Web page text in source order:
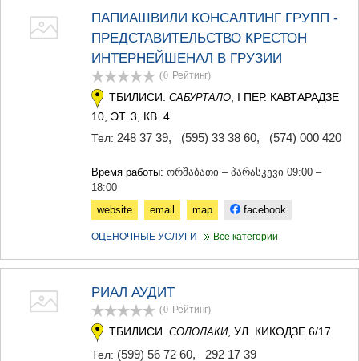
АХАЛГОРИ
РАЧА-ЛЕЧХУМИ/НИЖНЯЯ
АМБРОЛАУРИ
МЕГРЕЛИЯ/ВЕРХНЯЯ
ЧХОРОЦКУ
ХОБИ
АНАКЛИА
САМЦХЕ-ДЖАВАХЕТИ
ПАПИАШВИЛИ КОНСАЛТИНГ ГРУПП -
ПРЕДСТАВИТЕЛЬСТВО КРЕСТОН
ИНТЕРНЕЙШЕНАЛ В ГРУЗИИ
(0 Рейтинг)
ТБИЛИСИ. САБУРТАЛО , I ПЕР. КАВТАРАДЗЕ
10, ЭТ. 3, КВ. 4
Тел: 248 37 39, (595) 33 38 60, (574) 000 420
Время работы: ორშაბათი – პარასკევი 09:00 –
18:00
website
email map facebook
ОЦЕНОЧНЫЕ УСЛУГИ Все категории
РИАЛ АУДИТ
(0 Рейтинг)
ТБИЛИСИ. СОЛОЛАКИ, УЛ. КИКОДЗЕ 6/17
Тел: (599) 56 72 60, 292 17 39